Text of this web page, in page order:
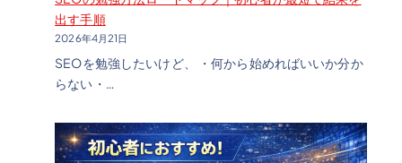
究
室
出す手順
2026年4月21日
SEOを勉強したいけど、 ・何から始めればいいか分か
らない・…